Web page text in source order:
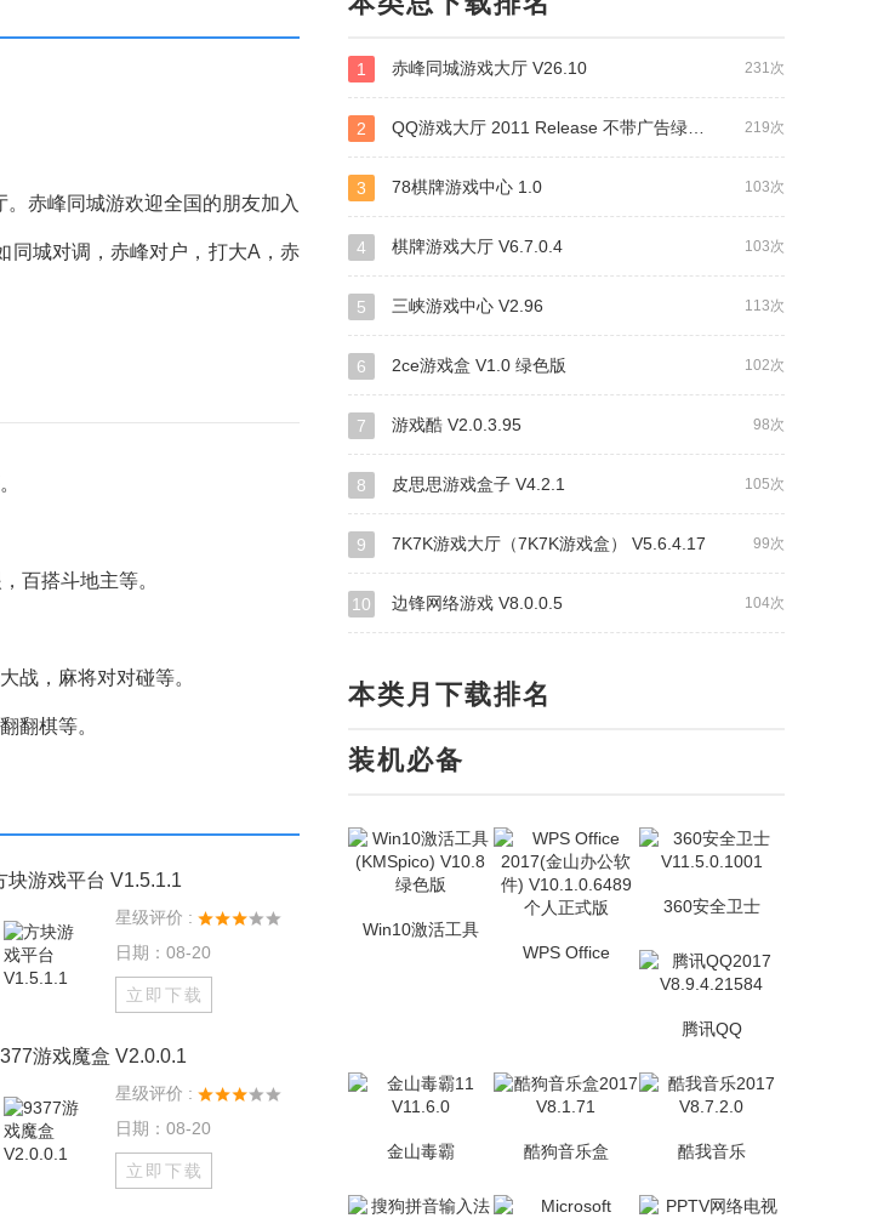
赤峰同城游欢迎全国的朋友加入
同城对调，赤峰对户，打大A，赤
百搭斗地主等。
，麻将对对碰等。
翻棋等。
块游戏平台 V1.5.1.1
星级评价 :
日期：08-20
立即下载
游戏魔盒 V2.0.0.1
星级评价 :
日期：08-20
立即下载
231次
1 赤峰同城游戏大厅 V26.10
219次
2 QQ游戏大厅 2011 Release 不带广告绿色免费版
103次
3 78棋牌游戏中心 1.0
103次
4 棋牌游戏大厅 V6.7.0.4
113次
5 三峡游戏中心 V2.96
102次
6 2ce游戏盒 V1.0 绿色版
98次
7 游戏酷 V2.0.3.95
105次
8 皮思思游戏盒子 V4.2.1
99次
9 7K7K游戏大厅（7K7K游戏盒） V5.6.4.17
104次
10 边锋网络游戏 V8.0.0.5
本类月下载排名
装机必备
Win10激活工具
WPS Office
360安全卫士
腾讯QQ
金山毒霸 酷狗音乐盒 酷我音乐